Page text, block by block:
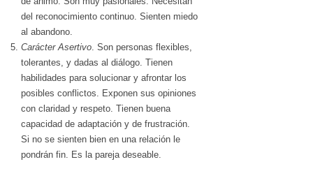
del reconocimiento continuo. Sienten miedo
al abandono.
Carácter Asertivo . Son personas flexibles,
tolerantes, y dadas al diálogo. Tienen
habilidades para solucionar y afrontar los
posibles conflictos. Exponen sus opiniones
con claridad y respeto. Tienen buena
capacidad de adaptación y de frustración.
Si no se sienten bien en una relación le
pondrán fin. Es la pareja deseable.